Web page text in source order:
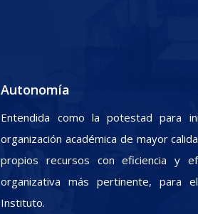
Autonomía
Entendida como la potestad para
organización académica de mayor
propios recursos con eficiencia y
organizativa más pertinente,
Instituto.